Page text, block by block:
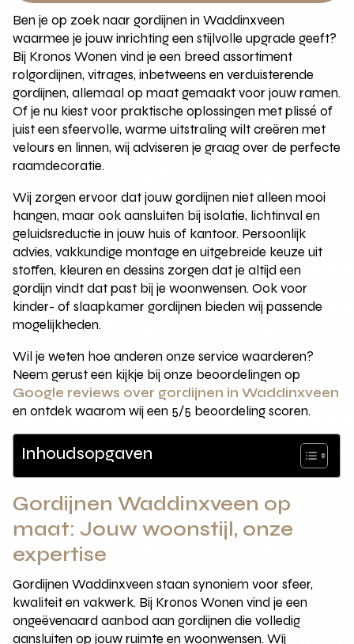
Ben je op zoek naar gordijnen in Waddinxveen
waarmee je jouw inrichting een stijlvolle upgrade geeft?
Bij Kronos Wonen vind je een breed assortiment
rolgordijnen, vitrages, inbetweens en verduisterende
gordijnen, allemaal op maat gemaakt voor jouw ramen.
Of je nu kiest voor praktische oplossingen met plissé of
juist een sfeervolle, warme uitstraling wilt creëren met
velours en linnen, wij adviseren je graag over de perfecte
raamdecoratie.
Wij zorgen ervoor dat jouw gordijnen niet alleen mooi
hangen, maar ook aansluiten bij isolatie, lichtinval en
geluidsreductie in jouw huis of kantoor. Persoonlijk
advies, vakkundige montage en uitgebreide keuze uit
stoffen, kleuren en dessins zorgen dat je altijd een
gordijn vindt dat past bij je woonwensen. Ook voor
kinder- of slaapkamer gordijnen bieden wij passende
mogelijkheden.
Wil je weten hoe anderen onze service waarderen?
Neem gerust een kijkje bij onze beoordelingen op
Google reviews over gordijnen in Waddinxveen
en ontdek waarom wij een 5/5 beoordeling scoren.
Inhoudsopgaven
Gordijnen Waddinxveen op
maat: Jouw woonstijl, onze
expertise
Gordijnen Waddinxveen staan synoniem voor sfeer,
kwaliteit en vakwerk. Bij Kronos Wonen vind je een
ongeëvenaard aanbod aan gordijnen die volledig
aansluiten op jouw ruimte en woonwensen. Wij